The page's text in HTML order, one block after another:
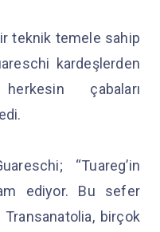
teknik temele sahip
kardeşlerden
çabaları
“Tuareg’in
ediyor. Bu sefer
Transanatolia, birçok